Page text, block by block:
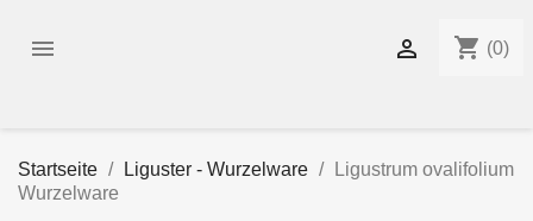
 shopping_cart (0)

Startseite Liguster - Wurzelware
Ligustrum ovalifolium
Wurzelware